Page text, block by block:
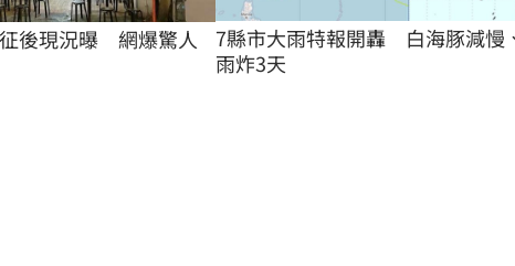
後現況曝　網爆驚人
7縣市大雨特報開轟　白海豚減慢
雨炸3天